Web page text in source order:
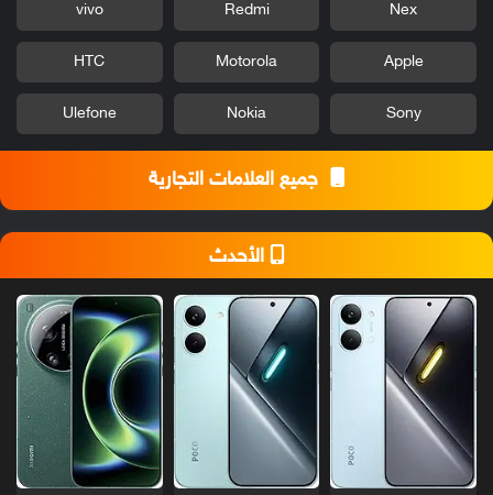
Nex
Redmi
vivo
Apple
Motorola
HTC
Sony
Nokia
Ulefone
جميع العلامات التجارية
الأحدث